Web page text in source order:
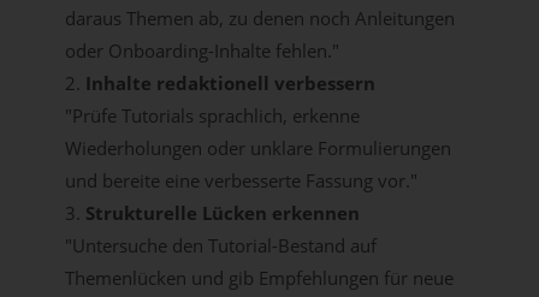
daraus Themen ab, zu denen noch Anleitungen
oder Onboarding-Inhalte fehlen."
2. Inhalte redaktionell verbessern
"Prüfe Tutorials sprachlich, erkenne
Wiederholungen oder unklare Formulierungen
und bereite eine verbesserte Fassung vor."
3. Strukturelle Lücken erkennen
"Untersuche den Tutorial-Bestand auf
Themenlücken und gib Empfehlungen für neue